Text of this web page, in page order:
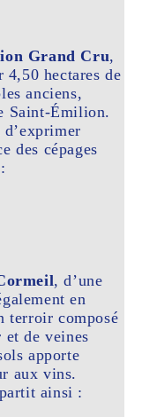
Grand Cru,
4,50 hectares de
anciens,
Saint-Émilion.
des cépages
, d’une
en
terroir composé
et de veines
apporte
aux vins.
ainsi :